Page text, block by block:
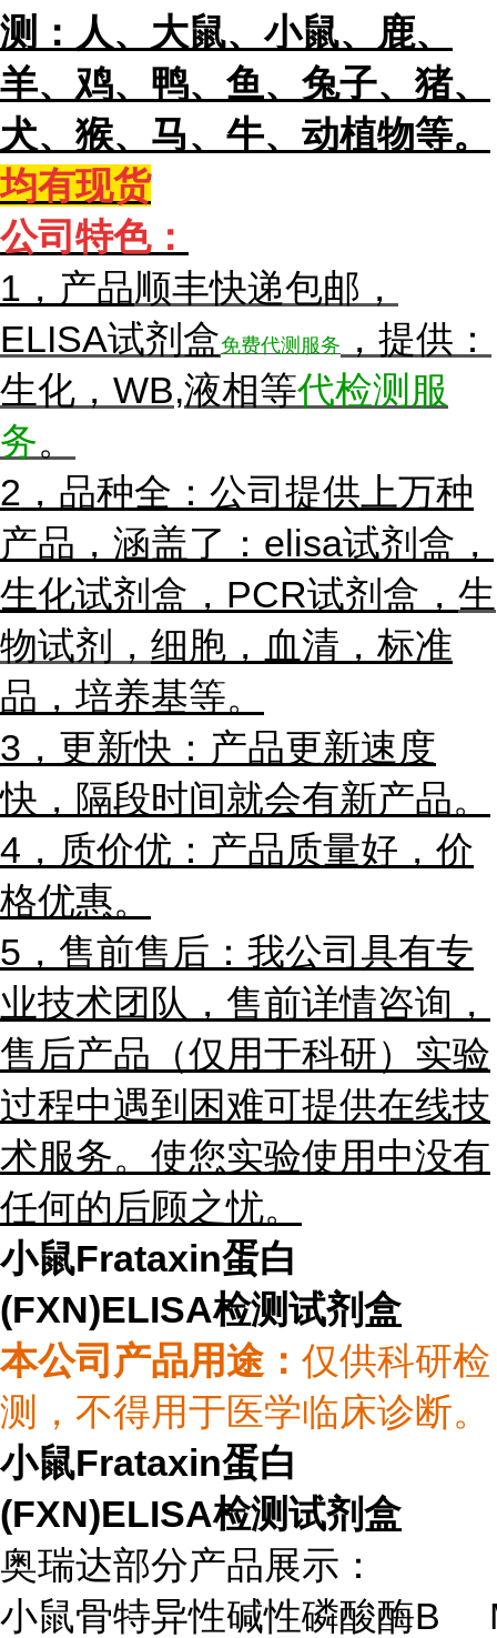
测：人、大鼠、小鼠、鹿、
羊、鸡、鸭、鱼、兔子、猪、
犬、猴、马、牛、动植物等。
均有现货
公司特色：
1，产品顺丰快递包邮，
ELISA试剂盒免费代测服务
，提供：
生化，WB,液相等代检测服
务。
2，品种全：公司提供上万种
产品，涵盖了：elisa试剂盒，
生化试剂盒，PCR试剂盒， 生
物试剂， 细胞，血清，标准
品，培养基等。
3，更新快：产品更新速度
快，隔段时间就会有新产品。
4，质价优：产品质量好，价
格优惠。
5，售前售后：我公司具有专
业技术团队，售前详情咨询，
售后产品（仅用于科研） 实验
过程中遇到困难可提供在线技
术服务。使您实验使用中没有
任何的后顾之忧。
小鼠Frataxin蛋白
(FXN)ELISA检测试剂盒
本公司产品用途 ： 仅供科研检
测，不得用于医学临床诊断。
小鼠Frataxin蛋白
(FXN)ELISA检测试剂盒
奥瑞达部分产品展示：
小鼠骨特异性碱性磷酸酶B